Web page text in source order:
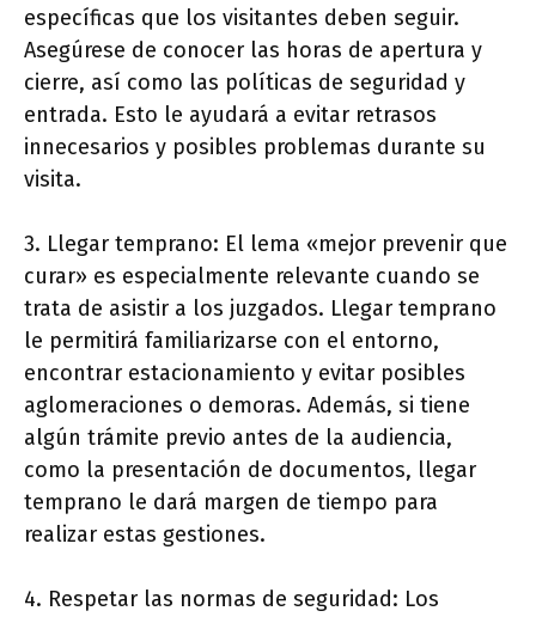
específicas que los visitantes deben seguir.
Asegúrese de conocer las horas de apertura y
cierre, así como las políticas de seguridad y
entrada. Esto le ayudará a evitar retrasos
innecesarios y posibles problemas durante su
visita.
3. Llegar temprano: El lema «mejor prevenir que
curar» es especialmente relevante cuando se
trata de asistir a los juzgados. Llegar temprano
le permitirá familiarizarse con el entorno,
encontrar estacionamiento y evitar posibles
aglomeraciones o demoras. Además, si tiene
algún trámite previo antes de la audiencia,
como la presentación de documentos, llegar
temprano le dará margen de tiempo para
realizar estas gestiones.
4. Respetar las normas de seguridad: Los